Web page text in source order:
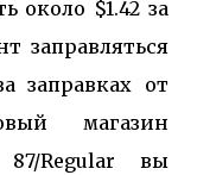
около $1.42 за
заправляться
заправках от
магазин
Regular вы